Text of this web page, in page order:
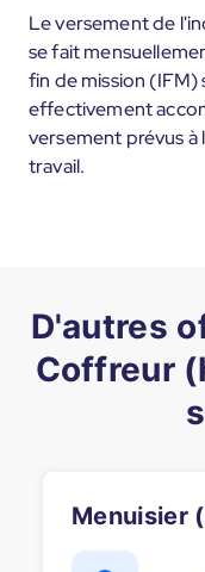
Le versement de
se fait
fin de mission (IFM)
effectivement
versement prévus
travail.
D'autres
Coffreur
Menuisier